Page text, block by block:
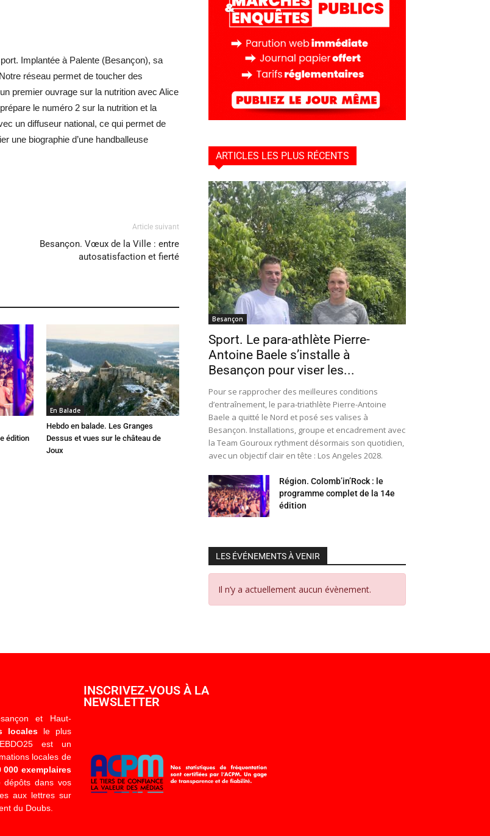
Implantée à Palente (Besançon), sa
réseau permet de toucher des
premier ouvrage sur la nutrition avec Alice
le numéro 2 sur la nutrition et la
un diffuseur national, ce qui permet de
une biographie d’une handballeuse
Article suivant
Besançon. Vœux de la Ville : entre
autosatisfaction et fierté
édition
En Balade
Hebdo en balade. Les Granges
Dessus et vues sur le château de
Joux
ARTICLES LES PLUS RÉCENTS
Besançon
Sport. Le para-athlète Pierre-
Antoine Baele s’installe à
Besançon pour viser les...
Pour se rapprocher des meilleures conditions
d’entraînement, le para-triathlète Pierre-Antoine
Baele a quitté le Nord et posé ses valises à
Besançon. Installations, groupe et encadrement avec
la Team Gouroux rythment désormais son quotidien,
avec un objectif clair en tête : Los Angeles 2028.
Région. Colomb’in’Rock : le
programme complet de la 14e
édition
LES ÉVÉNEMENTS À VENIR
Il n’y a actuellement aucun évènement.
et Haut-
localesle plus
est un
locales de
000 exemplaires
dépôts dans vos
aux lettres sur
du Doubs.
INSCRIVEZ-VOUS À LA
NEWSLETTER